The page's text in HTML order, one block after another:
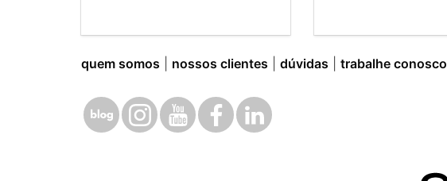
quem somos nossos clientes dúvidas trabalhe conosco